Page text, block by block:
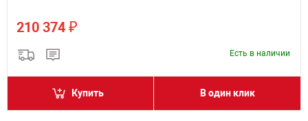
210 374 ₽
Есть в наличии
Купить В один клик